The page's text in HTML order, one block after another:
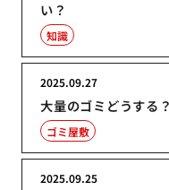
い？
知識
大量のゴミどうする
2025.09.27
ゴミ屋敷
2025.09.25